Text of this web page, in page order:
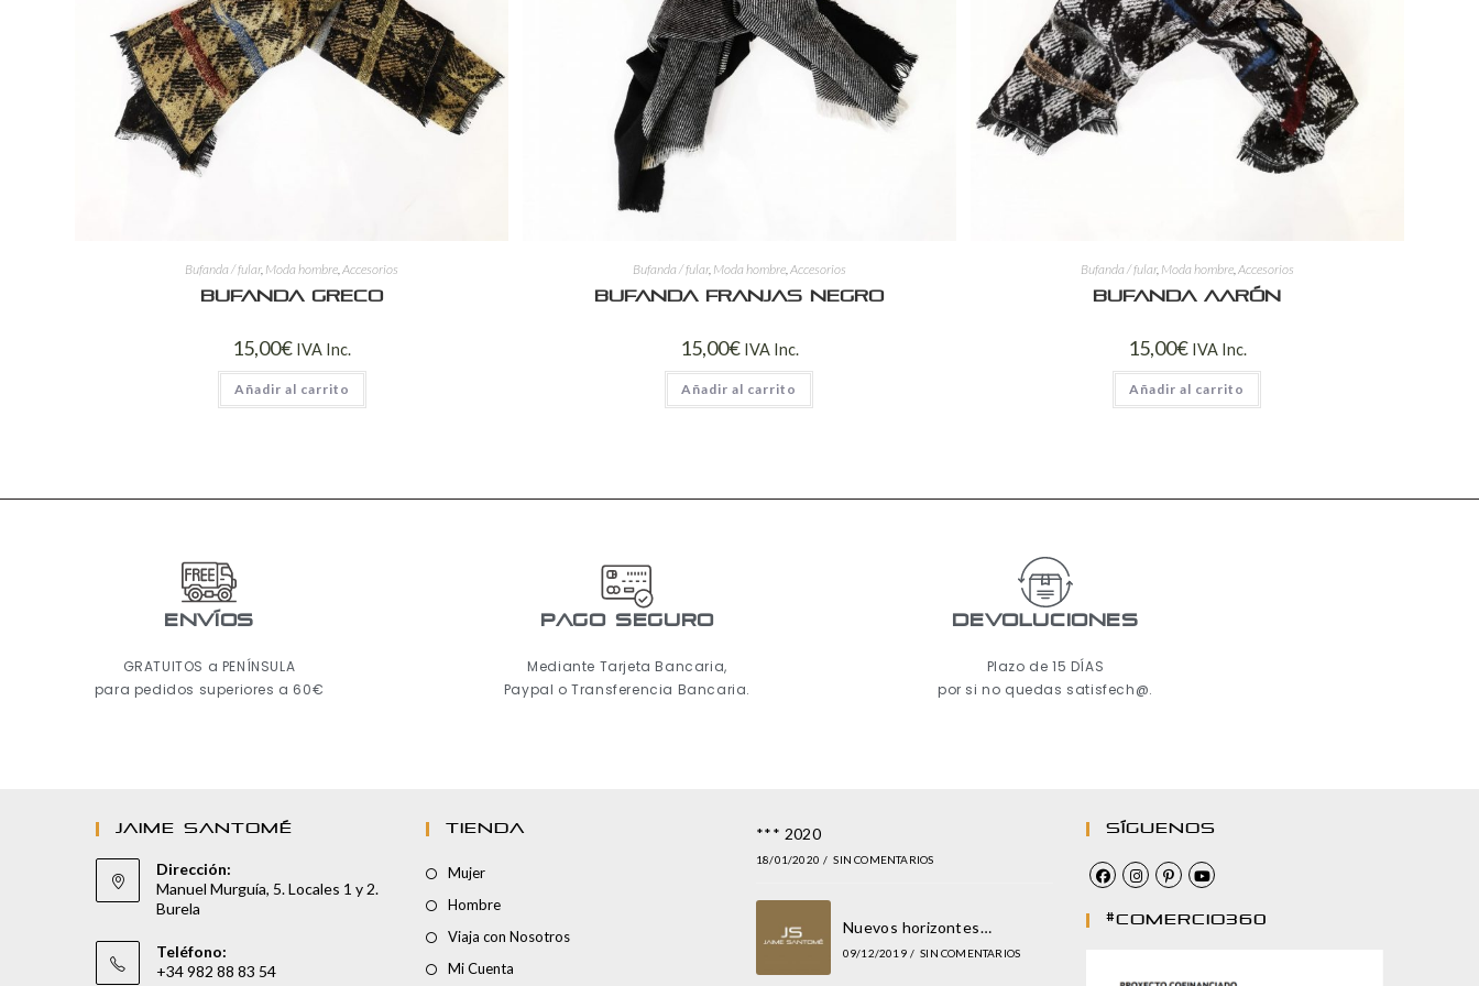
Bufanda / fular, Moda hombre ,Accesorios
Bufanda Greco
15,00€ IVA Inc.
Añadir al carrito
Bufanda / fular, Moda hombre, Accesorios
Bufanda franjas negro
15,00€ IVA Inc.
Añadir al carrito
Bufanda / fular, Moda hombre, Accesorios
Bufanda Aarón
15,00€ IVA Inc.
Añadir al carrito
ENVÍOS
GRATUITOS a PENÍNSULA
para pedidos superiores a 60€
pago seguro
Mediante Tarjeta Bancaria,
Paypal o Transferencia Bancaria.
Devoluciones
Plazo de 15 DÍAS
por si no quedas satisfech@.
JAIME SANTOMÉ
Dirección:
Manuel Murguía, 5. Locales 1 y 2.
Burela
Teléfono:
+34 982 88 83 54
TIENDA
Mujer
Hombre
Viaja con Nosotros
Mi Cuenta
*** 2020
18/01/2020 / SIN COMENTARIOS
Nuevos horizontes…
09/12/2019 / SIN COMENTARIOS
Síguenos
#comercio360